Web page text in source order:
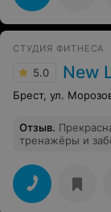
СТУДИЯ ФИТНЕСА
5.0 New
Брест, ул.
Отзыв.
тренажёры и
необходимое
удобный график работы!
которые следят
время с пользой